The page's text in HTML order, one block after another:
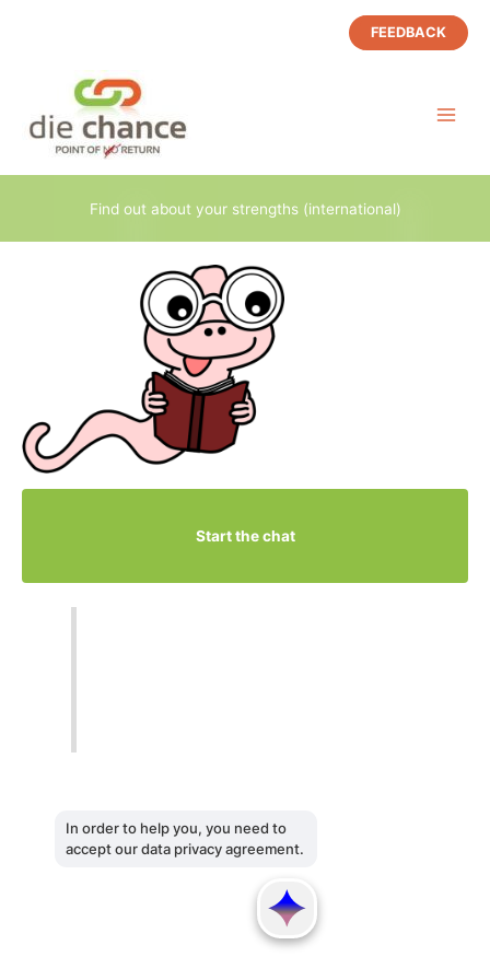
FEEDBACK
Find out about your strengths (international)
Start the chat